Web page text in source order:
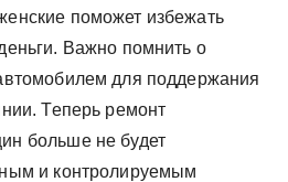
поможет избежать
Важно помнить о
для поддержания
Теперь ремонт
больше не будет
и контролируемым